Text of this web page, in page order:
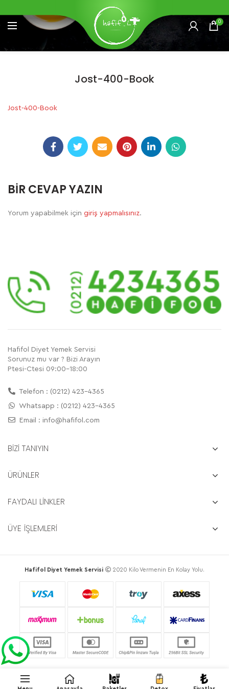
0
Jost-400-Book
Jost-400-Book
BIR CEVAP YAZIN
Yorum yapabilmek için giriş yapmalısınız.
Hafifol Diyet Yemek Servisi
Sorunuz mu var ? Bizi Arayın
Ptesi-Ctesi 09:00-18:00
Telefon : (0212) 423-4365
Whatsapp : (0212) 423-4365
Email : info@hafifol.com
BİZİ TANIYIN
ÜRÜNLER
FAYDALI LİNKLER
ÜYE İŞLEMLERİ
Hafifol Diyet Yemek Servisi 2020 Kilo Vermenin En Kolay Yolu.